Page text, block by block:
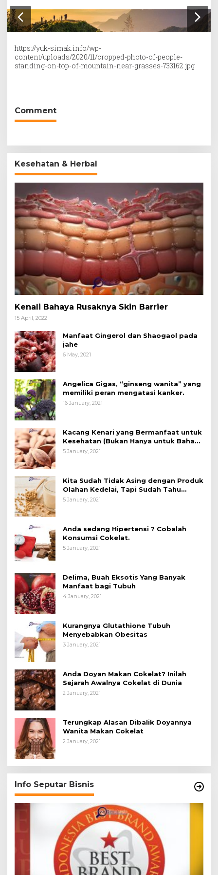
https://yuk-simak.info/wp-
content/uploads/2020/11/cropped-photo-of-people-
standing-on-top-of-mountain-near-grasses-733162.jpg
Comment
Kesehatan & Herbal
Kenali Bahaya Rusaknya Skin Barrier
15 April, 2022
Manfaat Gingerol dan Shaogaol pada
jahe
6 May, 2021
Angelica Gigas, “ginseng wanita” yang
memiliki peran mengatasi kanker.
16 January, 2021
Kacang Kenari yang Bermanfaat untuk
Kesehatan (Bukan Hanya untuk Bahan
Kue)
5 January, 2021
Kita Sudah Tidak Asing dengan Produk
Olahan Kedelai, Tapi Sudah Tahu
Manfaatnya untuk Kesehatan?
5 January, 2021
Anda sedang Hipertensi ? Cobalah
Konsumsi Cokelat.
5 January, 2021
Delima, Buah Eksotis Yang Banyak
Manfaat bagi Tubuh
4 January, 2021
Kurangnya Glutathione Tubuh
Menyebabkan Obesitas
3 January, 2021
Anda Doyan Makan Cokelat? Inilah
Sejarah Awalnya Cokelat di Dunia
2 January, 2021
Terungkap Alasan Dibalik Doyannya
Wanita Makan Cokelat
2 January, 2021
Info Seputar Bisnis